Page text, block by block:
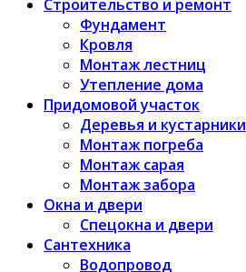
Строительство и ремонт
Фундамент
Кровля
Монтаж лестниц
Утепление дома
Придомовой участок
Деревья и кустарники
Монтаж погреба
Монтаж сарая
Монтаж забора
Окна и двери
Спецокна и двери
Сантехника
Водопровод